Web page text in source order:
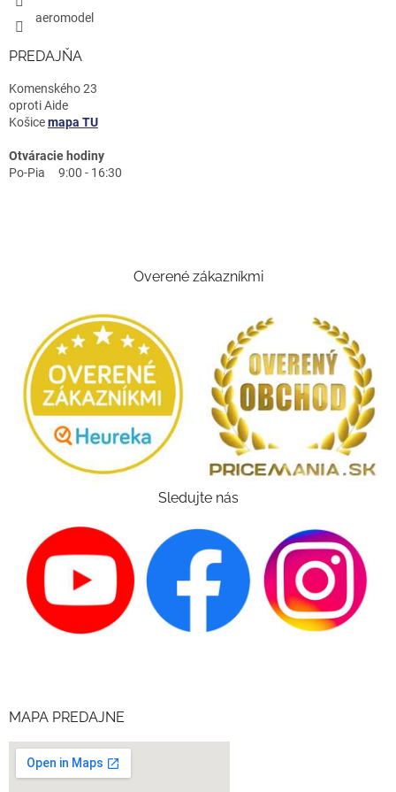
aeromodel
PREDAJŇA
Komenského 23
oproti Aide
Košicemapa TU
Otváracie hodiny
Po-Pia 9:00 - 16:30
Overené zákazníkmi
Sledujte nás
MAPA PREDAJNE